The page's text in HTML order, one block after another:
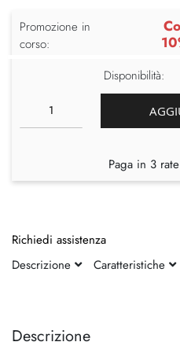
fine
della
Descrizione
Promozione in
corso:
Disponibilità:
Paga in 3
Richiedi assistenza
Descrizione
Caratteristiche